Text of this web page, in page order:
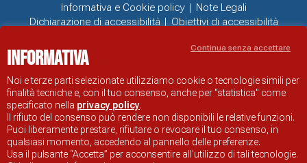
Informativa e Cookie policy
Note Legali
Dichiarazione di accessibilità
Obiettivi di accessibilità
SITO UFFICIALE DI INFORMAZIONE TURISTICA DI RAVENNA
Informativa
Noi e terze parti selezionate utilizziamo cookie o tecnologie simili per
finalità tecniche e, con il tuo consenso, anche per "statistica" come
specificato nella privacy policy.
Il rifiuto del consenso può rendere non disponibili le relative funzioni.
Puoi liberamente prestare, rifiutare o revocare il tuo consenso, in
qualsiasi momento, accedendo al pannello delle preferenze.
Usa il pulsante “Accetta” per acconsentire all'utilizzo di tali tecnologie.
Continua senza accettare